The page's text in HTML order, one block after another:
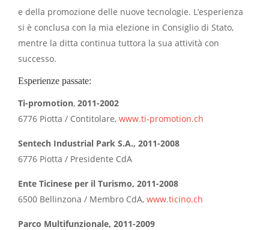
e della promozione delle nuove tecnologie. L’esperienza
si è conclusa con la mia elezione in Consiglio di Stato,
mentre la ditta continua tuttora la sua attività con
successo.
Esperienze passate:
Ti-promotion, 2011-2002
6776 Piotta / Contitolare, www.ti-promotion.ch
Sentech Industrial Park S.A., 2011-2008
6776 Piotta / Presidente CdA
Ente Ticinese per il Turismo, 2011-2008
6500 Bellinzona / Membro CdA, www.ticino.ch
Parco Multifunzionale, 2011-2009